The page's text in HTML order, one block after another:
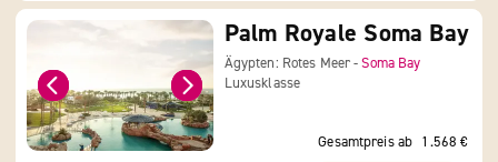
Palm Royale Soma Bay
Ägypten: Rotes Meer -Soma Bay
Luxusklasse
Gesamtpreis ab 1.568 €